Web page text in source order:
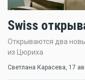
Swiss
Открываются два
из Цюриха
Светлана Карасева , 17